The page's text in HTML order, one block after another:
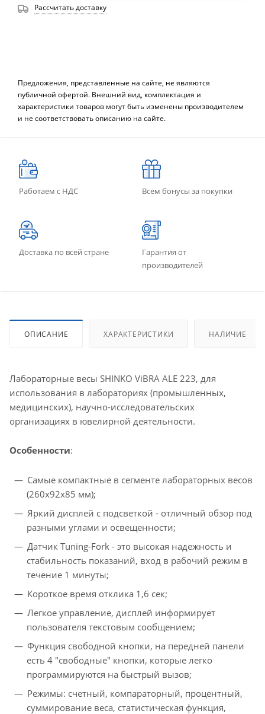
Рассчитать доставку
Предложения, представленные на сайте, не являются
публичной офертой. Внешний вид, комплектация и
характеристики товаров могут быть изменены производителем
и не соответствовать описанию на сайте.
Работаем с НДС Всем бонусы за покупки
Доставка по всей стране
Гарантия от
производителей
ОПИСАНИЕ ХАРАКТЕРИСТИКИ НАЛИЧИЕ
Лабораторные весы SHINKO ViBRA ALE 223, для
использования в лабораториях (промышленных,
медицинских), научно-исследовательских
организациях в ювелирной деятельности.
Особенности:
Самые компактные в сегменте лабораторных весов
(260х92х85 мм);
Яркий дисплей с подсветкой - отличный обзор под
разными углами и освещенности;
Датчик Tuning-Fork - это высокая надежность и
стабильность показаний, вход в рабочий режим в
течение 1 минуты;
Короткое время отклика 1,6 сек;
Легкое управление, дисплей информирует
пользователя текстовым сообщением;
Функция свободной кнопки, на передней панели
есть 4 "свободные" кнопки, которые легко
программируются на быстрый вызов;
Режимы: счетный, компараторный, процентный,
суммирование веса, статистическая функция,